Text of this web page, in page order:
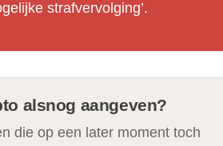
strafvervolging’.
alsnog aangeven?
die op een later moment toch